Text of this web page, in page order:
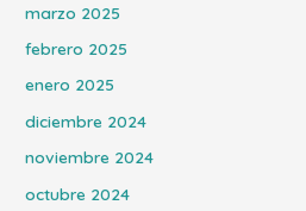
marzo 2025
febrero 2025
enero 2025
diciembre 2024
noviembre 2024
octubre 2024